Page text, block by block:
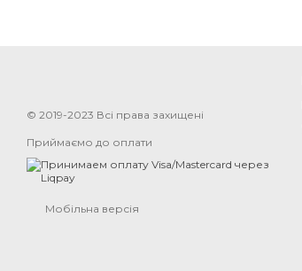
© 2019-2023 Всі права захищені
Приймаємо до оплати
Мобільна версія